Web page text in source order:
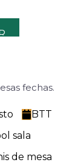
fechas.
BTT
sala
de mesa